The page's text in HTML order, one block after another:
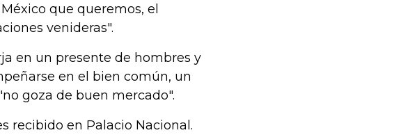
que queremos, el
venideras".
en un presente de hombres y
en el bien común, un
goza de buen mercado".
recibido en Palacio Nacional.